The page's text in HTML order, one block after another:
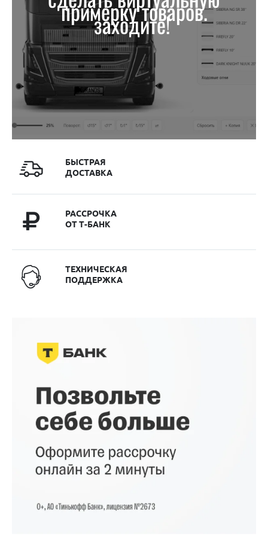
примерку товаров.
заходите!
БЫСТРАЯ
ДОСТАВКА
РАССРОЧКА
ОТ Т-БАНК
ТЕХНИЧЕСКАЯ
ПОДДЕРЖКА